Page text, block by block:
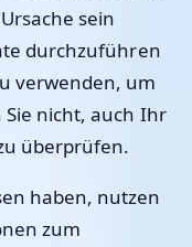
sein
durchzuführen
verwenden, um
nicht, auch Ihr
überprüfen.
haben, nutzen
zum